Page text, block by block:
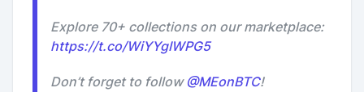
Explore 70+ collections on our marketplace:
https://t.co/WiYYgIWPG5
Don’t forget to follow @MEonBTC!